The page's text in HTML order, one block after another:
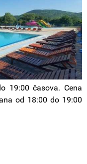
19:00 časova. Cena
od 18:00 do 19:00